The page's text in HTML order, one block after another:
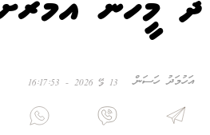
އަހުމަދު ހަސަން 13 މޭ 2026 - 16:17:53